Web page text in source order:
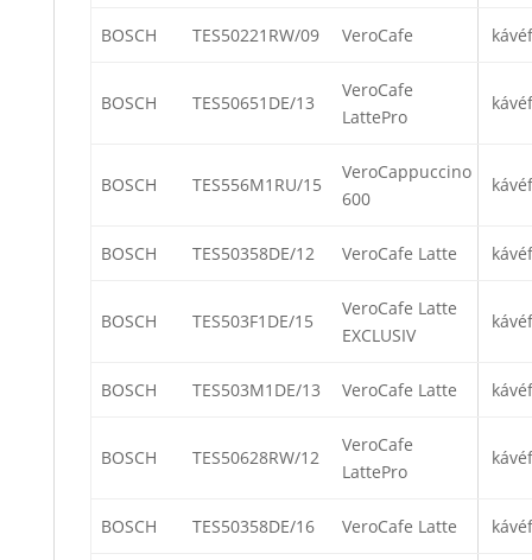
BOSCH TES50221RW/09 VeroCafe
BOSCH TES50651DE/13
VeroCafe
LattePro
BOSCH TES556M1RU/15
VeroCappuccino
600
BOSCH TES50358DE/12 VeroCafe Latte
BOSCH TES503F1DE/15
VeroCafe Latte
EXCLUSIV
BOSCH TES503M1DE/13 VeroCafe Latte
BOSCH TES50628RW/12
VeroCafe
LattePro
BOSCH TES50358DE/16 VeroCafe Latte